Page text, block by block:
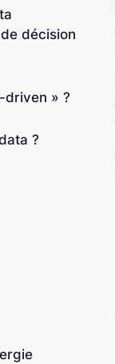
décision
driven » ?
?